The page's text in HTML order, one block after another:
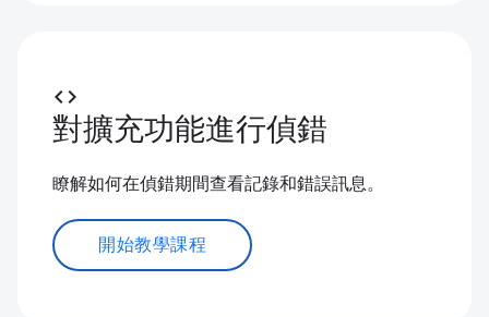
code
對擴充功能進行偵錯
瞭解如何在偵錯期間查看記錄和錯誤訊息。
開始教學課程